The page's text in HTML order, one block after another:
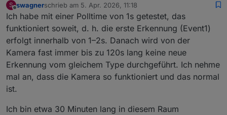
S
Offline
swagnerschrieb am 5. Apr. 2026, 11:18
zuletzt editiert von
Ich habe mit einer Polltime von 1s getestet, das
funktioniert soweit, d. h. die erste Erkennung (Event1)
erfolgt innerhalb von 1–2s. Danach wird von der
Kamera fast immer bis zu 120s lang keine neue
Erkennung vom gleichem Type durchgeführt. Ich nehme
mal an, dass die Kamera so funktioniert und das normal
ist.
Ich bin etwa 30 Minuten lang in diesem Raum